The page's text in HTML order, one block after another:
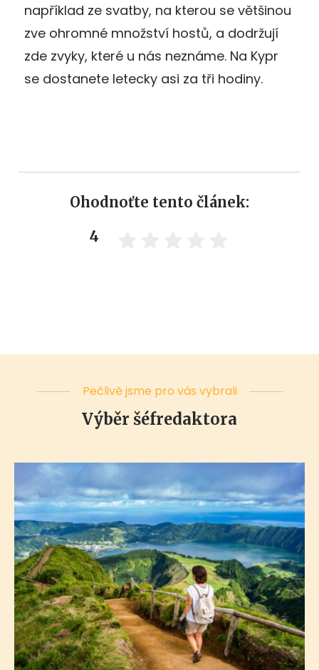
například ze svatby, na kterou se většinou
zve ohromné množství hostů, a dodržují
zde zvyky, které u nás neznáme. Na Kypr
se dostanete letecky asi za tři hodiny.
Ohodnoťte tento článek:
4
Pečlivě jsme pro vás vybrali
Výběr šéfredaktora